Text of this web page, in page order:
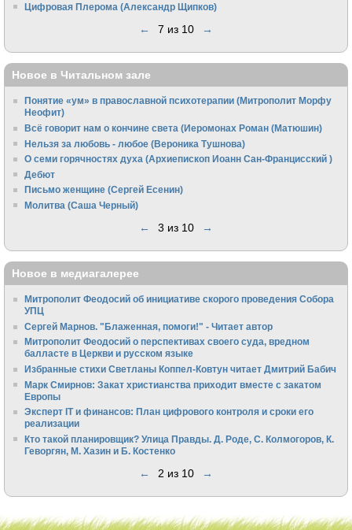
Цифровая Плерома (Александр Щипков)
← 7 из 10 →
Новое в Читальном зале
Понятие «ум» в православной психотерапии (Митрополит Морфу
Неофит)
Всё говорит нам о кончине света (Иеромонах Роман (Матюшин)
Нельзя за любовь - любое (Вероника Тушнова)
О семи горячностях духа (Архиепископ Иоанн Сан-Францисский )
Дебют
Письмо женщине (Сергей Есенин)
Молитва (Саша Черный)
← 3 из 10 →
Новое в медиагалерее
Митрополит Феодосий об инициативе скорого проведения Собора
УПЦ
Сергей Марнов. "Блаженная, помоги!" - Читает автор
Митрополит Феодосий о перспективах своего суда, вредном
балласте в Церкви и русском языке
Избранные стихи Светланы Коппел-Ковтун читает Дмитрий Бабич
Марк Смирнов: Закат христианства приходит вместе с закатом
Европы
Эксперт IT и финансов: План цифрового контроля и сроки его
реализации
Кто такой планировщик? Улица Правды. Д. Роде, С. Колмогоров, К.
Геворгян, М. Хазин и Б. Костенко
← 2 из 10 →